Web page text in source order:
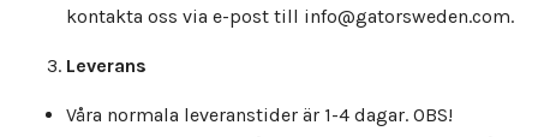
kontakta oss via e-post till info@gatorsweden.com.
Leverans
Våra normala leveranstider är 1-4 dagar. OBS!